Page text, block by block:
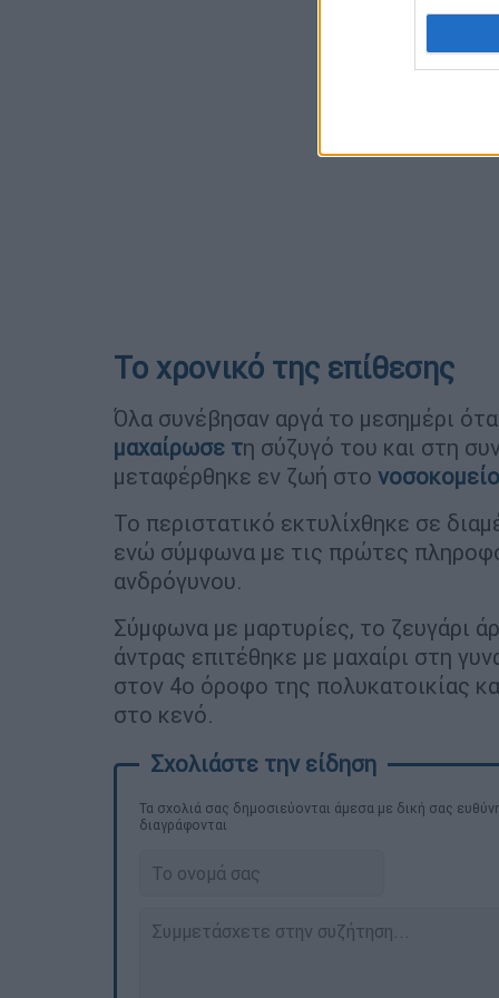
Το χρονικό της επίθεσης
Όλα συνέβησαν αργά το μεσημέρι
μαχαίρωσε τη σύζυγό του και στη
μεταφέρθηκε εν ζωή στο νοσοκομείο
Το περιστατικό εκτυλίχθηκε σε
ενώ σύμφωνα με τις πρώτες
ανδρόγυνου.
Σύμφωνα με μαρτυρίες, το ζευγάρι
άντρας επιτέθηκε με μαχαίρι στη
στον 4ο όροφο της πολυκατοικίας
στο κενό.
Τα σχολιά σας δημοσιεύονται άμεσα με δική σας
διαγράφονται